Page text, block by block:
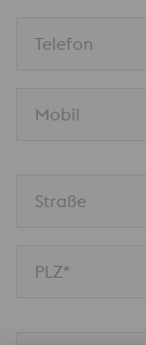
Telefon
Mobil
Straße
PLZ*